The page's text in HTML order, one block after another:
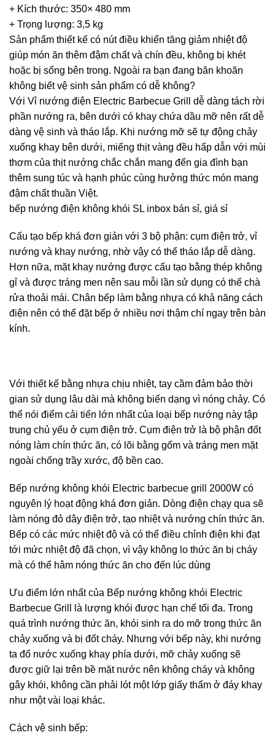
+ Kích thước: 350× 480 mm
+ Trọng lượng: 3,5 kg
Sản phẩm thiết kế có nút điều khiển tăng giảm nhiệt độ
giúp món ăn thêm đậm chất và chín đều, không bị khét
hoặc bị sống bên trong. Ngoài ra bạn đang băn khoăn
không biết vệ sinh sản phẩm có dễ không?
Với Vỉ nướng điện Electric Barbecue Grill dễ dàng tách rời
phần nướng ra, bên dưới có khay chứa dầu mỡ nên rất dễ
dàng vệ sinh và tháo lắp. Khi nướng mỡ sẽ tự động chảy
xuống khay bên dưới, miếng thịt vàng đều hấp dẫn với mùi
thơm của thịt nướng chắc chắn mang đến gia đình bạn
thêm sung túc và hạnh phúc cùng hưởng thức món mang
đậm chất thuần Việt.
bếp nướng điện không khói SL inbox bán sỉ, giá sỉ
Cấu tạo bếp khá đơn giản với 3 bộ phận: cụm điện trở, vỉ
nướng và khay nướng, nhờ vậy có thể tháo lắp dễ dàng.
Hơn nữa, mặt khay nướng được cấu tạo bằng thép không
gỉ và được tráng men nên sau mỗi lần sử dụng có thể chà
rửa thoải mái. Chân bếp làm bằng nhựa có khả năng cách
điện nên có thể đặt bếp ở nhiều nơi thậm chí ngay trên bàn
kính.
Với thiết kế bằng nhựa chịu nhiệt, tay cầm đảm bảo thời
gian sử dụng lâu dài mà không biến dạng vì nóng chảy. Có
thể nói điểm cải tiến lớn nhất của loại bếp nướng này tập
trung chủ yếu ở cụm điện trở. Cụm điện trở là bộ phận đốt
nóng làm chín thức ăn, có lõi bằng gốm và tráng men mặt
ngoài chống trầy xước, độ bền cao.
Bếp nướng không khói Electric barbecue grill 2000W có
nguyên lý hoạt động khá đơn giản. Dòng điện chạy qua sẽ
làm nóng đỏ dây điện trở, tạo nhiệt và nướng chín thức ăn.
Bếp có các mức nhiệt độ và có thể điều chỉnh điện khi đạt
tới mức nhiệt độ đã chọn, vì vậy không lo thức ăn bị cháy
mà có thể hâm nóng thức ăn cho đến lúc dùng
Ưu điểm lớn nhất của Bếp nướng không khói Electric
Barbecue Grill là lượng khói được hạn chế tối đa. Trong
quá trình nướng thức ăn, khói sinh ra do mỡ trong thức ăn
chảy xuống và bị đốt cháy. Nhưng với bếp này, khi nướng
ta đổ nước xuống khay phía dưới, mỡ chảy xuống sẽ
được giữ lại trên bề mặt nước nên không cháy và không
gây khói, không cần phải lót một lớp giấy thấm ở đáy khay
như một vài loại khác.
Cách vệ sinh bếp: